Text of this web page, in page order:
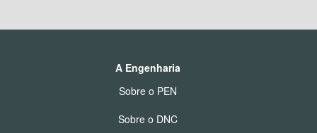
A Engenharia
Sobre o PEN
Sobre o DNC